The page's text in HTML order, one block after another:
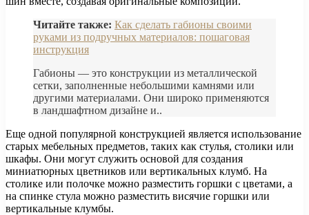
Читайте также: Как сделать габионы своими
руками из подручных материалов: пошаговая
инструкция
Габионы — это конструкции из металлической
сетки, заполненные небольшими камнями или
другими материалами. Они широко применяются
в ландшафтном дизайне и..
Еще одной популярной конструкцией является использование
старых мебельных предметов, таких как стулья, столики или
шкафы. Они могут служить основой для создания
миниатюрных цветников или вертикальных клумб. На
столике или полочке можно разместить горшки с цветами, а
на спинке стула можно разместить висячие горшки или
вертикальные клумбы.